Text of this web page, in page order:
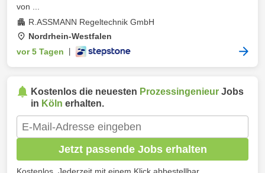
von ...
R.ASSMANN Regeltechnik GmbH
Nordrhein-Westfalen
vor 5 Tagen
Kostenlos die neuesten Prozessingenieur Jobs
in Köln erhalten.
Jetzt passende Jobs erhalten